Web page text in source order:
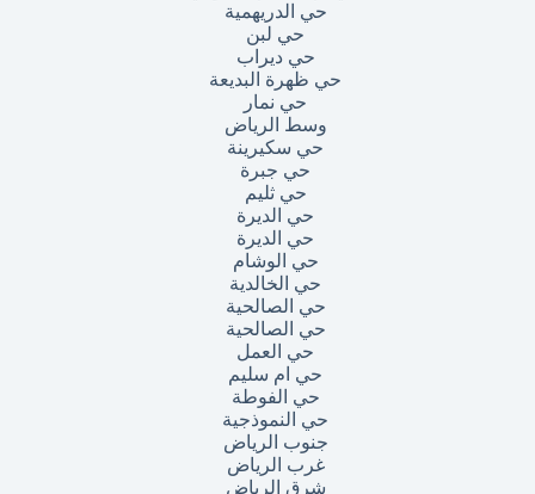
حي الدريهمية
حي لبن
حي ديراب
حي ظهرة البديعة
حي نمار
وسط الرياض
حي سكيرينة
حي جبرة
حي ثليم
حي الديرة
حي الديرة
حي الوشام
حي الخالدية
حي الصالحية
حي الصالحية
حي العمل
حي ام سليم
حي الفوطة
حي النموذجية
جنوب الرياض
غرب الرياض
شرق الرياض